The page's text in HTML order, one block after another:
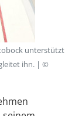
unterstützt
ihn. | ©